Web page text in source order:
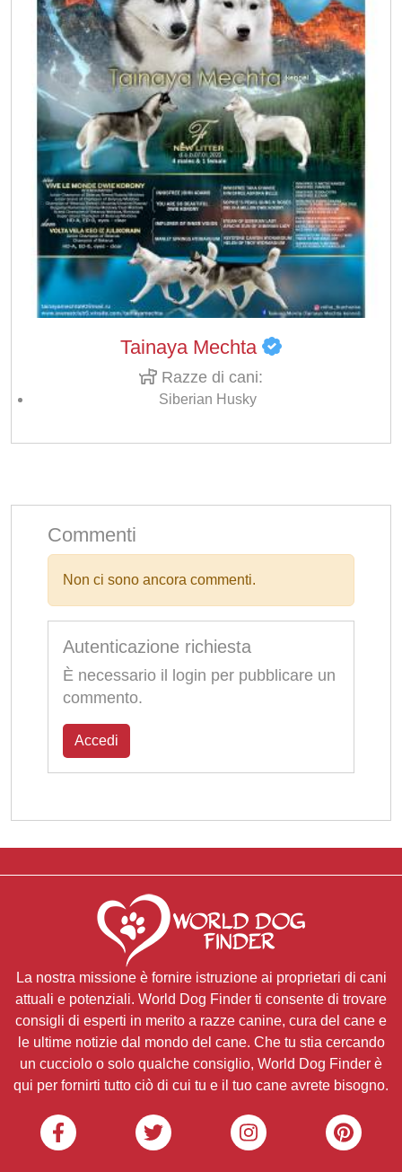
Tainaya Mechta
Razze di cani:
Siberian Husky
Commenti
Non ci sono ancora commenti.
Autenticazione richiesta
È necessario il login per pubblicare un
commento.
Accedi
La nostra missione è fornire istruzione ai proprietari di cani
attuali e potenziali. World Dog Finder ti consente di trovare
consigli di esperti in merito a razze canine, cura del cane e
le ultime notizie dal mondo del cane. Che tu stia cercando
un cucciolo o solo qualche consiglio, World Dog Finder è
qui per fornirti tutto ciò di cui tu e il tuo cane avrete bisogno.